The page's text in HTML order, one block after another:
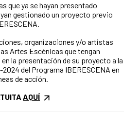
que ya se hayan presentado
gestionado un proyecto previo
organizaciones y/o artistas
Artes Escénicas que tengan
la presentación de su proyecto a la
del Programa IBERESCENA en
de acción.
AQUÍ